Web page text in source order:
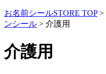
お名前シールSTORE TOP >
ンシール > 介護用
介護用